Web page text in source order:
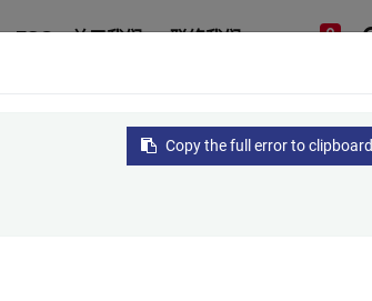
ESG 关于我们 联络我们 0
Copy the full error to clipboard